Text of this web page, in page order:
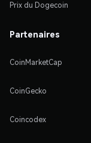
Prix du Dogecoin
Partenaires
CoinMarketCap
CoinGecko
Coincodex